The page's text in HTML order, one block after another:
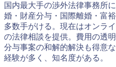
国内最大手の渉外法律事務所
婚・財産分与・国際離婚・富
多数手がける。現在はオンラ
の法律相談を提供。費用の透
分与事案の和解的解決も得意
経験が多く、知名度がある。